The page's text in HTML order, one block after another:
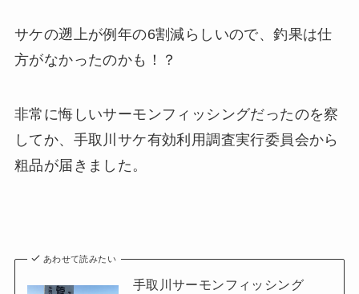
サケの遡上が例年の6割減らしいので、釣果は仕
方がなかったのかも！？
非常に悔しいサーモンフィッシングだったのを察
してか、手取川サケ有効利用調査実行委員会から
粗品が届きました。
あわせて読みたい
手取川サーモンフィッシング